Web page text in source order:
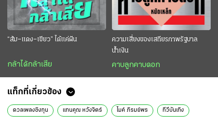
“ส้ม–แดง–เขียว” ได้แค่ฝัน
กล้าได้กล้าเสีย
ความเสี่ยงของเสถียรภาพรัฐบาล
น้ำเงิน
คาบลูกคาบดอก
แท็กที่เกี่ยวข้อง
ดวลเพลงชิงทุน แทนคุณ หวังจิตร์ ไมค์ ภิรมย์พร ทีวีบันเทิง